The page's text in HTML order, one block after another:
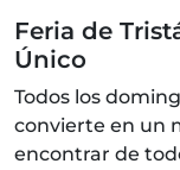
Feria de
Único
Todos los
convierte en un
encontrar de